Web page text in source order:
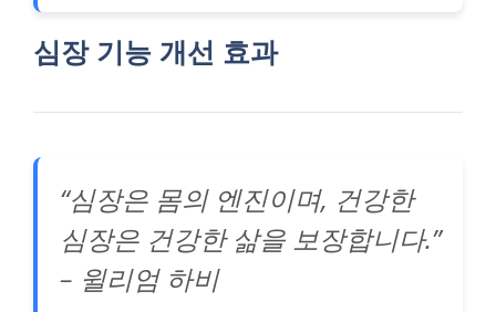
심장 기능 개선 효과
“심장은 몸의 엔진이며, 건강한
심장은 건강한 삶을 보장합니다.”
– 윌리엄 하비